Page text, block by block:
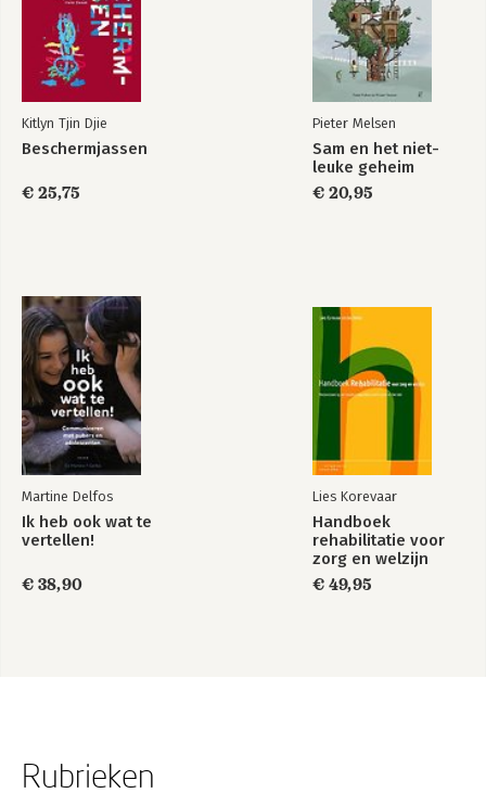
Kitlyn Tjin Djie
Beschermjassen
€ 25,75
Pieter Melsen
Sam en het niet-
leuke geheim
€ 20,95
Martine Delfos
Ik heb ook wat te
vertellen!
€ 38,90
Lies Korevaar
Handboek
rehabilitatie voor
zorg en welzijn
€ 49,95
Rubrieken